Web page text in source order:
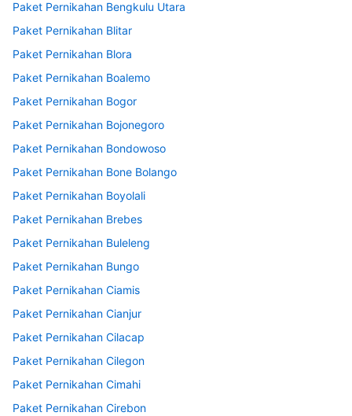
Paket Pernikahan Bengkulu Utara
Paket Pernikahan Blitar
Paket Pernikahan Blora
Paket Pernikahan Boalemo
Paket Pernikahan Bogor
Paket Pernikahan Bojonegoro
Paket Pernikahan Bondowoso
Paket Pernikahan Bone Bolango
Paket Pernikahan Boyolali
Paket Pernikahan Brebes
Paket Pernikahan Buleleng
Paket Pernikahan Bungo
Paket Pernikahan Ciamis
Paket Pernikahan Cianjur
Paket Pernikahan Cilacap
Paket Pernikahan Cilegon
Paket Pernikahan Cimahi
Paket Pernikahan Cirebon